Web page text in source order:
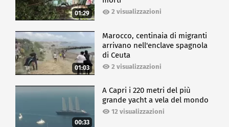
01:29 2 visualizzazioni
01:03
Marocco, centinaia di migranti
arrivano nell'enclave spagnola
di Ceuta
2 visualizzazioni
00:33
A Capri i 220 metri del più
grande yacht a vela del mondo
12 visualizzazioni